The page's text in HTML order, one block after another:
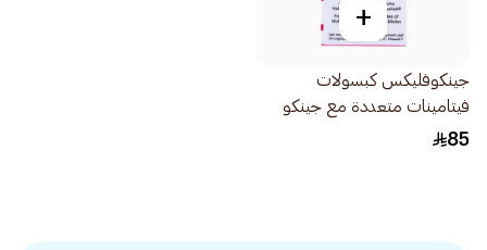
+
جينكوفليكس كبسولات
فيتامينات متعددة مع جينكو
بيلوبا 30كبسولة
85